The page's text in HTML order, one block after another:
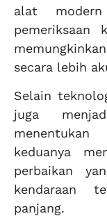
alat
pemeriksaan
secara lebih
Selain
juga
keduanya
perbaikan
kendaraan
panjang.